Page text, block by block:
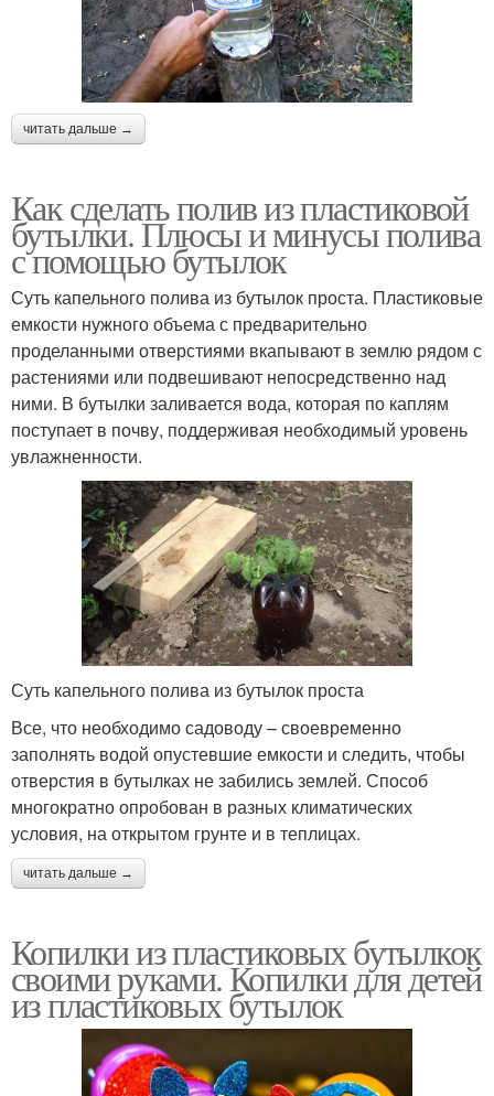
читать дальше →
Как сделать полив из пластиковой
бутылки. Плюсы и минусы полива
с помощью бутылок
Суть капельного полива из бутылок проста. Пластиковые
емкости нужного объема с предварительно
проделанными отверстиями вкапывают в землю рядом с
растениями или подвешивают непосредственно над
ними. В бутылки заливается вода, которая по каплям
поступает в почву, поддерживая необходимый уровень
увлажненности.
Суть капельного полива из бутылок проста
Все, что необходимо садоводу – своевременно
заполнять водой опустевшие емкости и следить, чтобы
отверстия в бутылках не забились землей. Способ
многократно опробован в разных климатических
условия, на открытом грунте и в теплицах.
читать дальше →
Копилки из пластиковых бутылкок
своими руками. Копилки для детей
из пластиковых бутылок